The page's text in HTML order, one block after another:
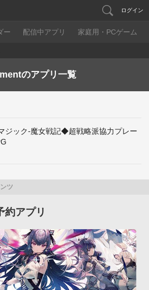
ログイン
ー 配信中アプリ 家庭用・PCゲーム
のアプリ一覧
ジック-魔女戦記◆超戦略派協力プレー
ツ
約アプリ